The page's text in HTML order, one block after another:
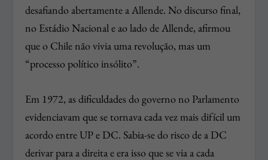
desafiando abertamente a Allende. No discurso final,
no Estádio Nacional e ao lado de Allende, afirmou
que o Chile não vivia uma revolução, mas um
“processo político insólito”.
Em 1972, as dificuldades do governo no Parlamento
evidenciavam que se tornava cada vez mais difícil um
acordo entre UP e DC. Sabia-se do risco de a DC
derivar para a direita e era isso que se via a cada